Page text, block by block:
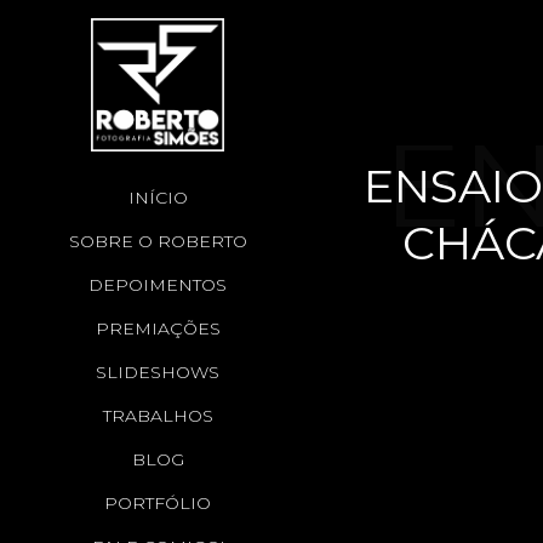
INÍCIO
SOBRE O ROBERTO
DEPOIMENTOS
PREMIAÇÕES
SLIDESHOWS
TRABALHOS
BLOG
PORTFÓLIO